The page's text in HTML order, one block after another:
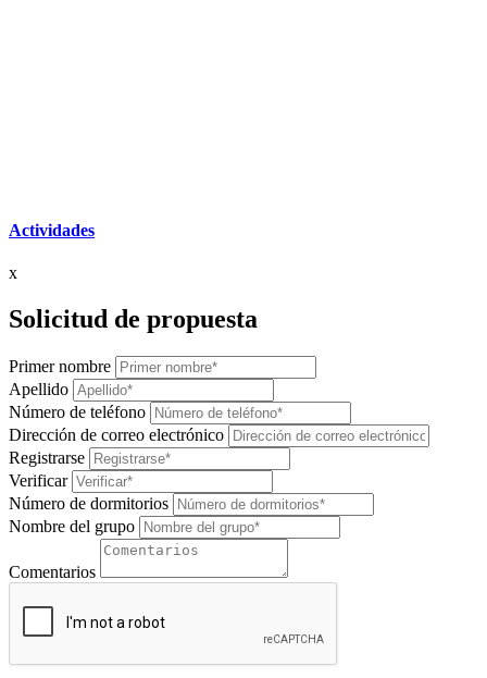
Actividades
x
Solicitud de propuesta
Primer nombre
Apellido
Número de teléfono
Dirección de correo electrónico
Registrarse
Verificar
Número de dormitorios
Nombre del grupo
Comentarios